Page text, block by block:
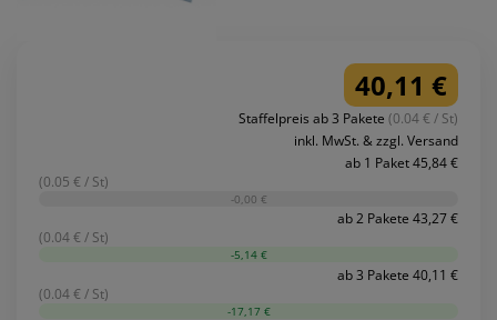
40,11 €
Staffelpreis ab 3 Pakete (0.04 € / St)
inkl. MwSt. & zzgl. Versand
ab 1 Paket 45,84 €
(0.05 € / St)
-0,00 €
ab 2 Pakete 43,27 €
(0.04 € / St)
-5,14 €
ab 3 Pakete 40,11 €
(0.04 € / St)
-17,17 €